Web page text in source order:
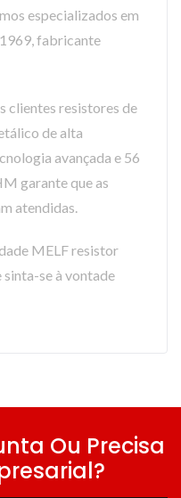
especializados em
fabricante
clientes resistores de
de alta
avançada e 56
garante que as
atendidas.
MELF resistor
sinta-se à vontade
Ou Precisa